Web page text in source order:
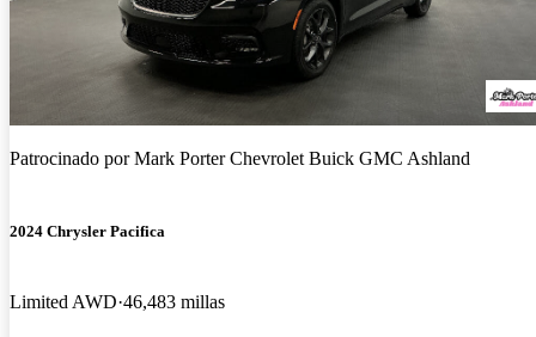
Patrocinado porMark Porter Chevrolet Buick GMC Ashland
2024 Chrysler Pacifica
Limited AWD 46,483 millas